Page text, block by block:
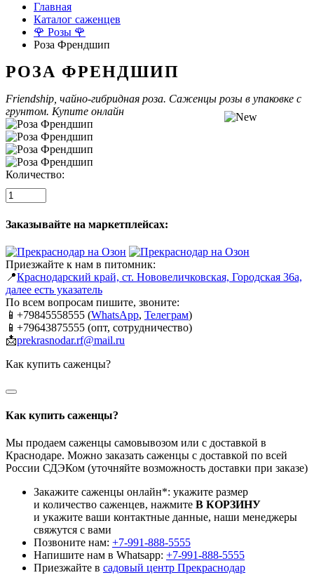
Главная
Каталог саженцев
🌹 Розы 🌹
Роза Френдшип
РОЗА ФРЕНДШИП
Friendship, чайно-гибридная роза. Саженцы розы в упаковке с
грунтом. Купите онлайн
Количество:
Заказывайте на маркетплейсах:
Приезжайте к нам в питомник:
📍Краснодарский край, ст. Нововеличковская, Городская 36а,
далее есть указатель
По всем вопросам пишите, звоните:
📱+79845558555 (WhatsApp, Телеграм)
📱+79643875555 (опт, сотрудничество)
📩prekrasnodar.rf@mail.ru
Как купить саженцы?
Как купить саженцы?
Мы продаем саженцы самовывозом или с доставкой в
Краснодаре. Можно заказать саженцы с доставкой по всей
России СДЭКом (уточняйте возможность доставки при заказе)
Закажите саженцы онлайн*: укажите размер
и количество саженцев, нажмите В КОРЗИНУ
и укажите ваши контактные данные, наши менеджеры
свяжутся с вами
Позвоните нам: +7-991-888-5555
Напишите нам в Whatsapp: +7-991-888-5555
Приезжайте в садовый центр Прекраснодар